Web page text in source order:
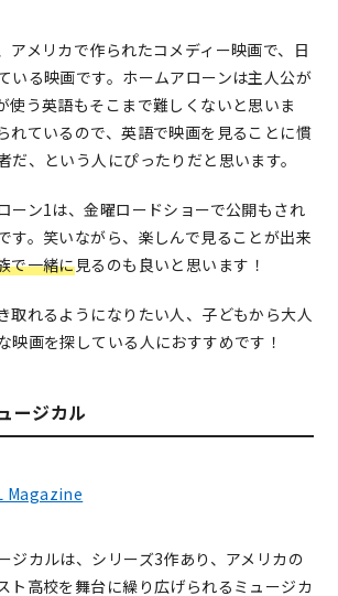
アメリカで作られたコメディー映画で、日
いる映画です。ホームアローンは主人公が
使う英語もそこまで難しくないと思いま
れているので、英語で映画を見ることに慣
だ、という人にぴったりだと思います。
ーン1は、金曜ロードショーで公開もされ
す。笑いながら、楽しんで見ることが出来
で一緒に見るのも良いと思います！
取れるようになりたい人、子どもから大人
映画を探している人におすすめです！
ージカル
Magazine
ジカルは、シリーズ3作あり、アメリカの
ト高校を舞台に繰り広げられるミュージカ